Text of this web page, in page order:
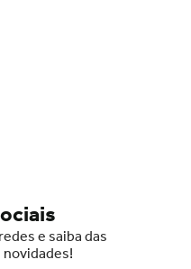
e saiba das